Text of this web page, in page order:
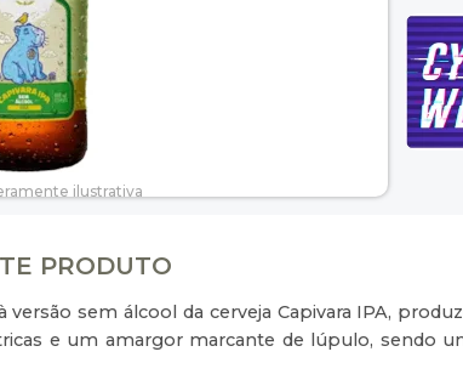
PRODUTO
versão sem álcool da cerveja Capivara IPA,
e um amargor marcante de lúpulo, sendo